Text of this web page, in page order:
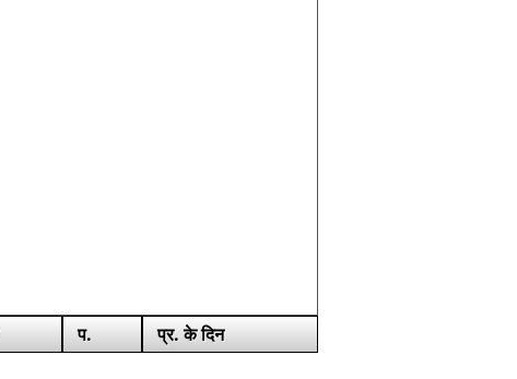
प. प्र. के दिन